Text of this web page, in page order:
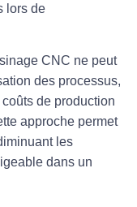
lors de
CNC ne peut
des processus,
de production
approche permet
les
dans un